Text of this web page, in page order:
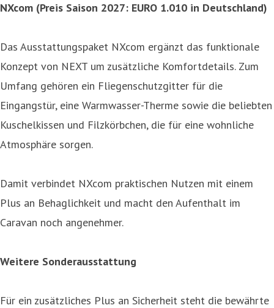
NXcom (Preis Saison 2027: EURO 1.010 in Deutschland)
Das Ausstattungspaket NXcom ergänzt das funktionale
Konzept von NEXT um zusätzliche Komfortdetails. Zum
Umfang gehören ein Fliegenschutzgitter für die
Eingangstür, eine Warmwasser-Therme sowie die beliebten
Kuschelkissen und Filzkörbchen, die für eine wohnliche
Atmosphäre sorgen.
Damit verbindet NXcom praktischen Nutzen mit einem
Plus an Behaglichkeit und macht den Aufenthalt im
Caravan noch angenehmer.
Weitere Sonderausstattung
Für ein zusätzliches Plus an Sicherheit steht die bewährte